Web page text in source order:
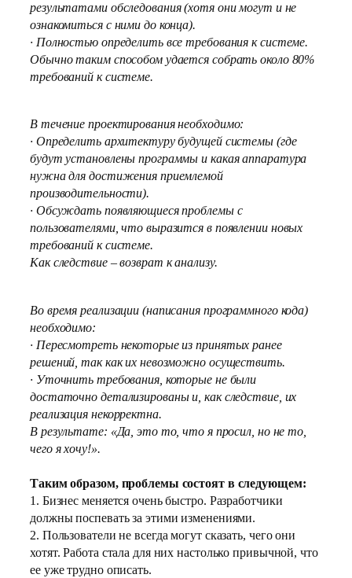
результатами обследования (хотя они могут и не
ознакомиться с ними до конца).
· Полностью определить все требования к системе.
Обычно таким способом удается собрать около 80%
требований к системе.
В течение проектирования необходимо:
· Определить архитектуру будущей системы (где
будут установлены программы и какая аппаратура
нужна для достижения приемлемой
производительности).
· Обсуждать появляющиеся проблемы с
пользователями, что выразится в появлении новых
требований к системе.
Как следствие – возврат к анализу.
Во время реализации (написания программного кода)
необходимо:
· Пересмотреть некоторые из принятых ранее
решений, так как их невозможно осуществить.
· Уточнить требования, которые не были
достаточно детализированы и, как следствие, их
реализация некорректна.
В результате: «Да, это то, что я просил, но не то,
чего я хочу!».
Таким образом, проблемы состоят в следующем:
1. Бизнес меняется очень быстро. Разработчики
должны поспевать за этими изменениями.
2. Пользователи не всегда могут сказать, чего они
хотят. Работа стала для них настолько привычной, что
ее уже трудно описать.